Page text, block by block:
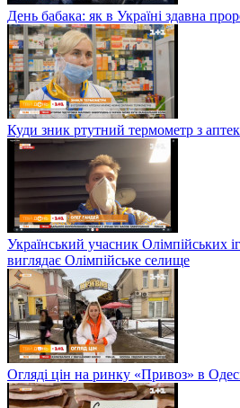
День бабака: як в Україні здавна
Куди зник ртутний термометр з аптек
Український учасник Олімпійських
виглядає Олімпійське селище
Огляді цін на ринку «Привоз» в